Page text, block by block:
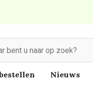
Nieuws